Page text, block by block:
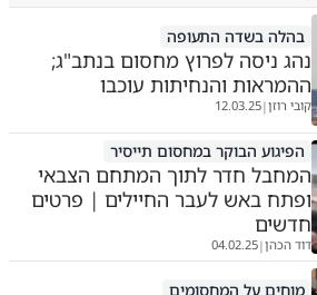
בהלה בשדה התעופה
נהג ניסה לפרוץ מחסום בנתב"ג;
ההמראות והנחיתות עוכבו
קובי רוזן|
12.03.25
הפיגוע הבוקר במחסום תייסיר
המחבל חדר לתוך המתחם הצבאי
ופתח באש לעבר החיילים | פרטים
חדשים
דוד הכהן|
04.02.25
מוחים על המחסומים